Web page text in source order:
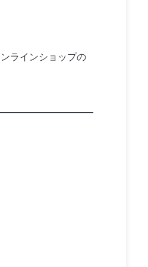
ラインショップの